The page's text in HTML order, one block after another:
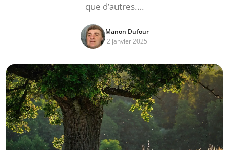
que d’autres….
Manon Dufour
2 janvier 2025